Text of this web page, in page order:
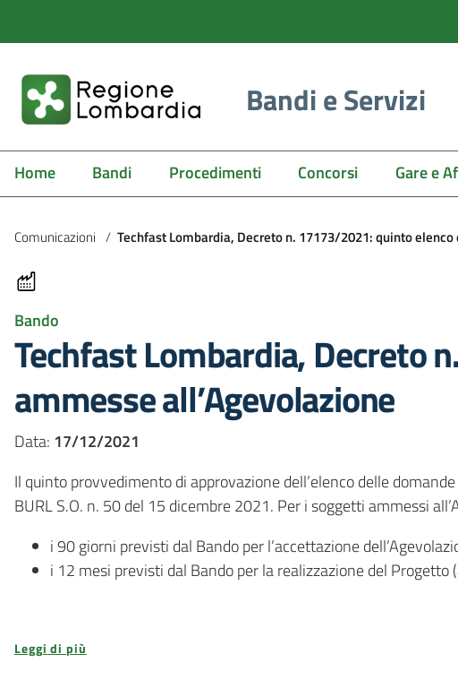
Bandi e Servizi
Home Bandi Procedimenti Concorsi Gare e
Comunicazioni / Techfast Lombardia, Decreto n. 17173/2021: quinto
Bando
Techfast Lombardia, Decreto
ammesse all’Agevolazione
Data: 17/12/2021
Il quinto provvedimento di approvazione dell’elenco delle
BURL S.O. n. 50 del 15 dicembre 2021. Per i soggetti ammessi
i 90 giorni previsti dal Bando per l’accettazione
i 12 mesi previsti dal Bando per la realizzazione del Progetto
Leggi di più